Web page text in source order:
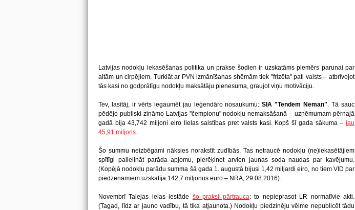
Latvijas nodokļu iekasēšanas politika un prakse šodien ir uzskatāms piemērs parunai par
aitām un cirpējiem. Turklāt ar PVN izmānīšanas shēmām tiek "frizēta" pati valsts – atbrīvojot
tās kasi no godprātīgu nodokļu maksātāju pienesuma, graujot viņu motivāciju.
Tev, lasītāj, ir vērts iegaumēt jau leģendāro nosaukumu:SIA "Tendem Neman". Tā sauc
pēdējo publiski zināmo Latvijas "čempionu" nodokļu nemaksāšanā – uzņēmumam pērnajā
gadā bija 43,742 miljoni eiro lielas saistības pret valsts kasi. Kopš šī gada sākuma – jau
45,91 miljons.
Šo summu neizbēgami nāksies norakstīt zudībās. Tas netraucē nodokļu (ne)iekasētājiem
spītīgi palielināt parāda apjomu, pierēķinot arvien jaunas soda naudas par kavējumu.
(Kopējā nodokļu parādu summa šā gada 1. augustā bijusi 1,42 miljardi eiro, no tiem VID par
piedzenamiem uzskatīja 142,7 miljonus euro – NRA, 29.08.2016).
Novembrī Talejas ielas iestāde šo praksi pārtrauca: to nepieprasot LR normatīvie akti.
(Tagad, līdz ar jauno vadību, tā tika atjaunota.) Nodokļu piedzinēju vēlme nepublicēt tādu